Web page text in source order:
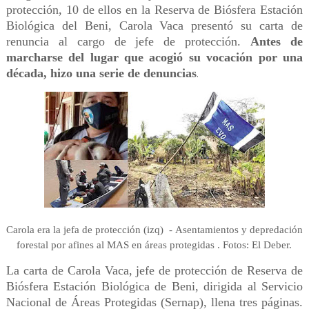
protección, 10 de ellos en la Reserva de Biósfera Estación
Biológica del Beni, Carola Vaca presentó su carta de
renuncia al cargo de jefe de protección.Antes de
marcharse del lugar que acogió su vocación por una
década, hizo una serie de denuncias.
Carola era la jefa de protección (izq) - Asentamientos y depredación
forestal por afines al MAS en áreas protegidas . Fotos: El Deber.
La carta de Carola Vaca, jefe de protección de Reserva de
Biósfera Estación Biológica de Beni, dirigida al Servicio
Nacional de Áreas Protegidas (Sernap), llena tres páginas.